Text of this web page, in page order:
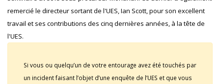
remercié le directeur sortant de l'UES, Ian Scott, pour son excellent
travail et ses contributions des cinq dernières années, à la tête de
l'UES.
Si vous ou quelqu’un de votre entourage avez été touchés par
un incident faisant l’objet d’une enquête de l’UES et que vous